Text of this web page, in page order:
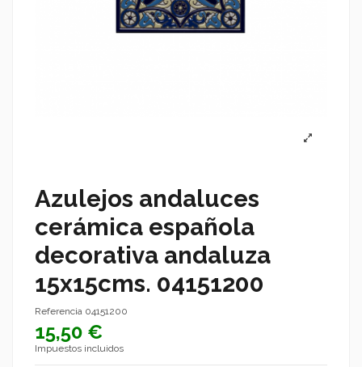
Azulejos andaluces
cerámica española
decorativa andaluza
15x15cms. 04151200
Referencia 04151200
15,50 €
Impuestos incluidos